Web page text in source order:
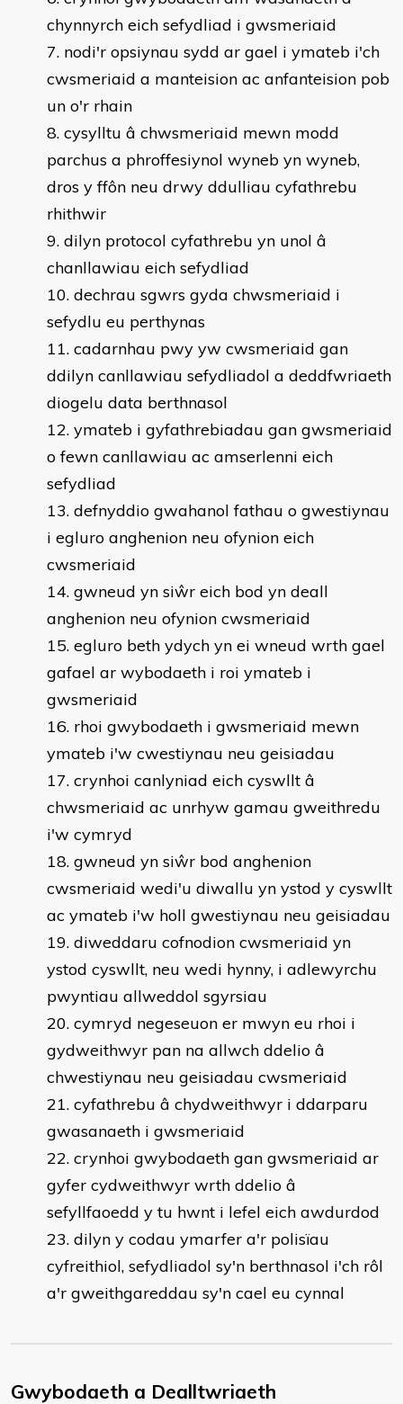
chynnyrch eich sefydliad i gwsmeriaid
nodi'r opsiynau sydd ar gael i ymateb i'ch
cwsmeriaid a manteision ac anfanteision pob
un o'r rhain
cysylltu â chwsmeriaid mewn modd
parchus a phroffesiynol wyneb yn wyneb,
dros y ffôn neu drwy ddulliau cyfathrebu
rhithwir
dilyn protocol cyfathrebu yn unol â
chanllawiau eich sefydliad
dechrau sgwrs gyda chwsmeriaid i
sefydlu eu perthynas
cadarnhau pwy yw cwsmeriaid gan
ddilyn canllawiau sefydliadol a deddfwriaeth
diogelu data berthnasol
ymateb i gyfathrebiadau gan gwsmeriaid
o fewn canllawiau ac amserlenni eich
sefydliad
defnyddio gwahanol fathau o gwestiynau
i egluro anghenion neu ofynion eich
cwsmeriaid
gwneud yn siŵr eich bod yn deall
anghenion neu ofynion cwsmeriaid
egluro beth ydych yn ei wneud wrth gael
gafael ar wybodaeth i roi ymateb i
gwsmeriaid
rhoi gwybodaeth i gwsmeriaid mewn
ymateb i'w cwestiynau neu geisiadau
crynhoi canlyniad eich cyswllt â
chwsmeriaid ac unrhyw gamau gweithredu
i'w cymryd
gwneud yn siŵr bod anghenion
cwsmeriaid wedi'u diwallu yn ystod y cyswllt
ac ymateb i'w holl gwestiynau neu geisiadau
diweddaru cofnodion cwsmeriaid yn
ystod cyswllt, neu wedi hynny, i adlewyrchu
pwyntiau allweddol sgyrsiau
cymryd negeseuon er mwyn eu rhoi i
gydweithwyr pan na allwch ddelio â
chwestiynau neu geisiadau cwsmeriaid
cyfathrebu â chydweithwyr i ddarparu
gwasanaeth i gwsmeriaid
crynhoi gwybodaeth gan gwsmeriaid ar
gyfer cydweithwyr wrth ddelio â
sefyllfaoedd y tu hwnt i lefel eich awdurdod
dilyn y codau ymarfer a'r polisïau
cyfreithiol, sefydliadol sy'n berthnasol i'ch rôl
a'r gweithgareddau sy'n cael eu cynnal
Gwybodaeth a Dealltwriaeth